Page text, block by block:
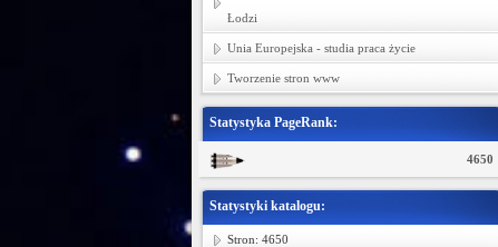
Łodzi
Unia Europejska - studia praca życie
Tworzenie stron www
Statystyka PageRank:
4650
Statystyki katalogu:
Stron: 4650